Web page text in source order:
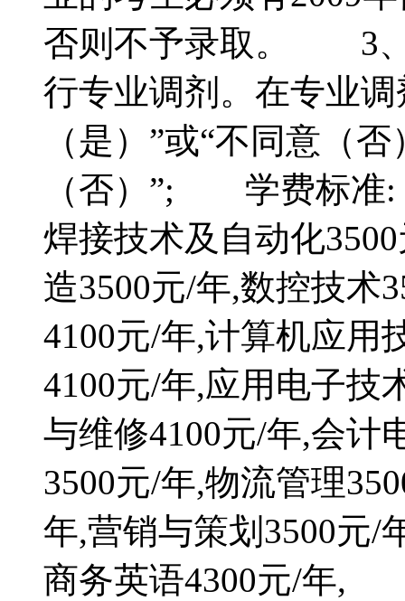
否则不予录取。 3、
行专业调剂。在专业
（是）”或“不同意（
（否）”; 学费标准
焊接技术及自动化
造3500元/年,数控技
4100元/年,计算机应
4100元/年,应用电子
与维修4100元/年,会
3500元/年,物流管理
年,营销与策划3500
商务英语4300元/年,